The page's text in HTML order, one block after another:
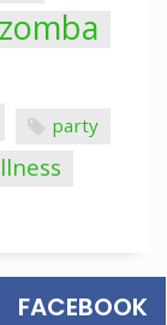
party
FACEBOOK